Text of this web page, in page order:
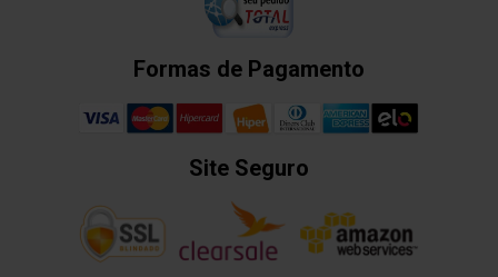
Formas de Pagamento
Site Seguro